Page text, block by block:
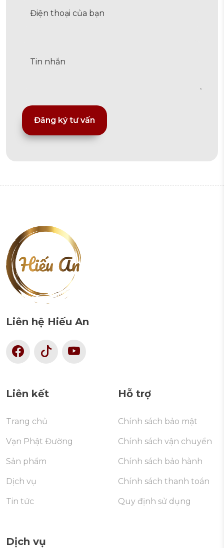
Liên hệ Hiếu An
Liên kết
Trang chủ
Vạn Phật Đường
Sản phẩm
Dịch vụ
Tin tức
Hỗ trợ
Chính sách bảo mật
Chính sách vận chuyển
Chính sách bảo hành
Chính sách thanh toán
Quy định sử dụng
Dịch vụ